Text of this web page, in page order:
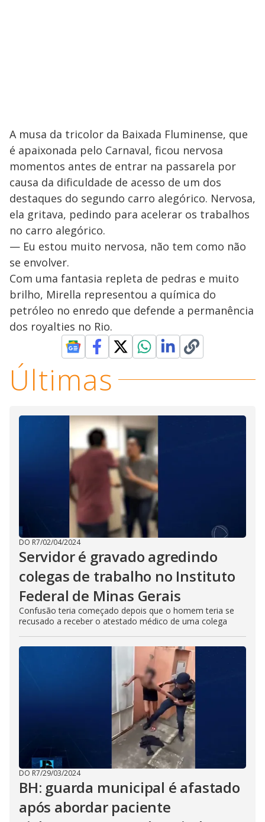
A musa da tricolor da Baixada Fluminense, que
é apaixonada pelo Carnaval, ficou nervosa
momentos antes de entrar na passarela por
causa da dificuldade de acesso de um dos
destaques do segundo carro alegórico. Nervosa,
ela gritava, pedindo para acelerar os trabalhos
no carro alegórico.
— Eu estou muito nervosa, não tem como não
se envolver.
Com uma fantasia repleta de pedras e muito
brilho, Mirella representou a química do
petróleo no enredo que defende a permanência
dos royalties no Rio.
Últimas
DO R7/02/04/2024
Servidor é gravado agredindo
colegas de trabalho no Instituto
Federal de Minas Gerais
Confusão teria começado depois que o homem teria se
recusado a receber o atestado médico de uma colega
DO R7/29/03/2024
BH: guarda municipal é afastado
após abordar paciente